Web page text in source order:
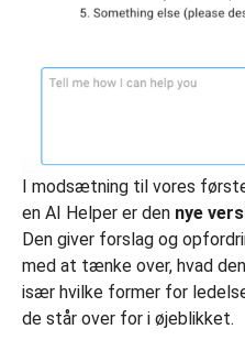
I modsætning til vores
en AI Helper er den nye
Den giver forslag og
med at tænke over, hvad
især hvilke former for
de står over for i øjeblikket.